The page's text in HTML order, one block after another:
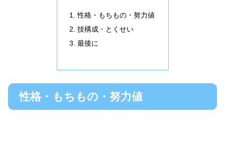
性格・もちもの・努力値
技構成・とくせい
最後に
性格・もちもの・努力値